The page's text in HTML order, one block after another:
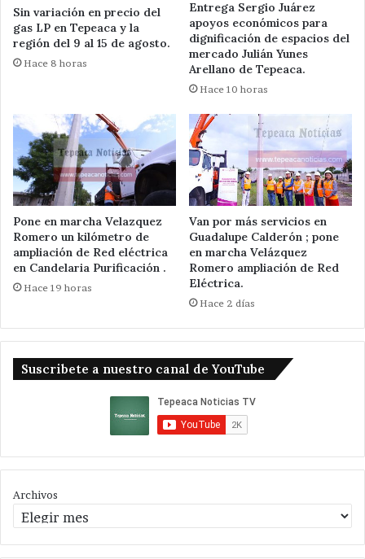
Sin variación en precio del
gas LP en Tepeaca y la
región del 9 al 15 de agosto.
Hace 8 horas
Entrega Sergio Juárez
apoyos económicos para
dignificación de espacios del
mercado Julián Yunes
Arellano de Tepeaca.
Hace 10 horas
Pone en marcha Velazquez
Romero un kilómetro de
ampliación de Red eléctrica
en Candelaria Purificación .
Hace 19 horas
Van por más servicios en
Guadalupe Calderón ; pone
en marcha Velázquez
Romero ampliación de Red
Eléctrica.
Hace 2 días
Suscribete a nuestro canal de YouTube
Archivos